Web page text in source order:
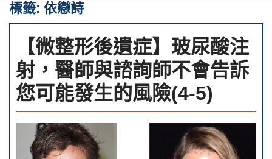
標籤: 依戀詩
【微整形後遺症】玻尿酸注
射，醫師與諮詢師不會告訴
您可能發生的風險(4-5)